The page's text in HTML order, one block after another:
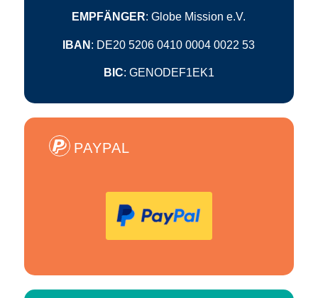
EMPFÄNGER: Globe Mission e.V.
IBAN : DE20 5206 0410 0004 0022 53
BIC: GENODEF1EK1
PAYPAL